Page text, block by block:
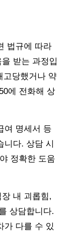
법규에 따라
받는 과정입
고당했거나 약
에 전화해 상
여 명세서 등
다. 상담 시
정확한 도움
내 괴롭힘,
상담합니다.
가 다를 수 있